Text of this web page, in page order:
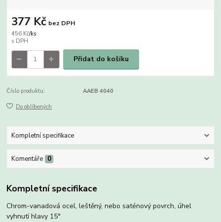
456 Kč/ks
377 Kč bez DPH
Přidat do košíku
Číslo produktu: AAEB 4040
Do oblíbených
Kompletní specifikace
Komentáře 0
Kompletní specifikace
Chrom-vanadová ocel, leštěný, nebo saténový povrch, úhel
vyhnutí hlavy 15°